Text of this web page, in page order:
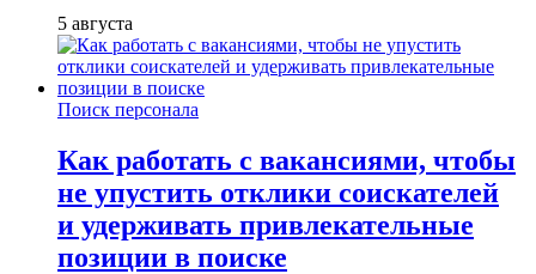
5 августа
Поиск персонала
Как работать с вакансиями, чтобы
не упустить отклики соискателей
и удерживать привлекательные
позиции в поиске